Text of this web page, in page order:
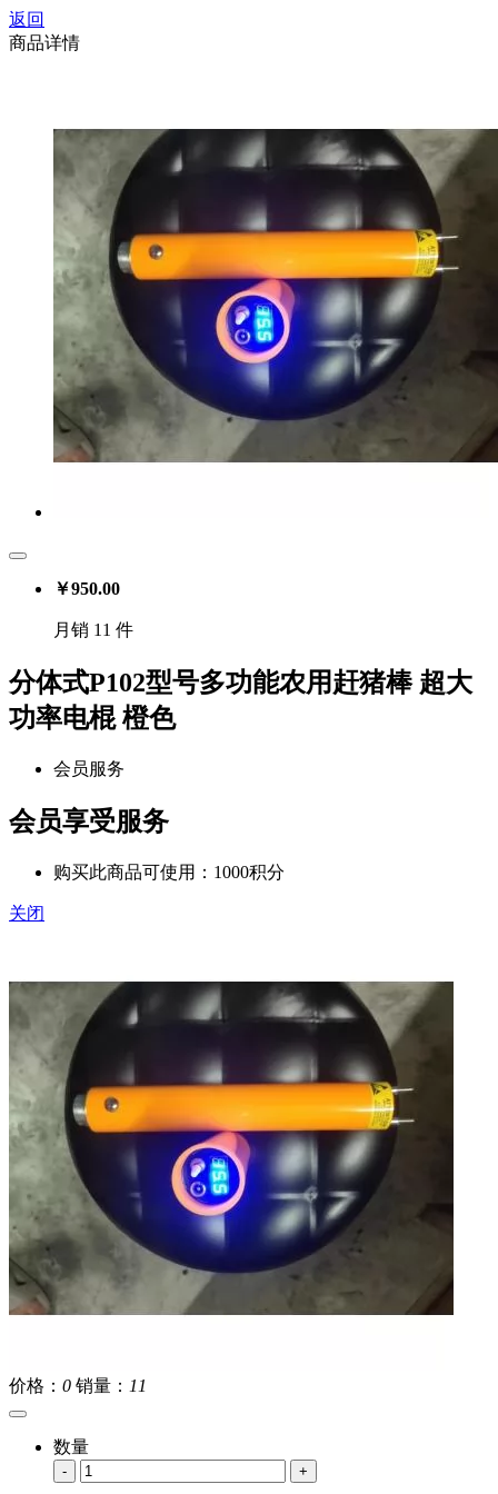
返回
商品详情
￥950.00
月销 11 件
分体式P102型号多功能农用赶猪棒 超大
功率电棍 橙色
会员服务
会员享受服务
购买此商品可使用：1000积分
关闭
价格： 0 销量： 11
数量
- +